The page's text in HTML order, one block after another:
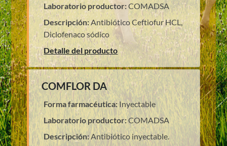
Laboratorio productor:COMADSA
Descripción:Antibiótico Ceftiofur HCL,
Diclofenaco sódico
Detalle del producto
COMFLOR DA
Forma farmacéutica: Inyectable
Laboratorio productor:COMADSA
Descripción:Antibiótico inyectable.